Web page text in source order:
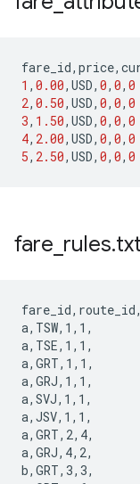
fare_id, price,
1 , 0.00, USD, 0, 0, 0
2, 0.50, USD, 0, 0, 0
3, 1.50, USD, 0, 0, 0
4, 2.00, USD, 0, 0, 0
5, 2.50, USD, 0, 0, 0
fare rules.txt
a,TSW,1,1,
a,TSE,1,1,
a,GRT,1,1,
a,GRJ,1,1,
a,SVJ,1,1,
a,JSV,1,1,
a,GRT,2,4,
a,GRJ,4,2,
b,GRT,3,3,